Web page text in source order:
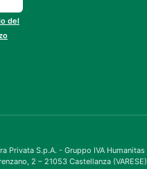
del
Privata S.p.A. - Gruppo IVA Humanitas
2 – 21053 Castellanza (VARESE)